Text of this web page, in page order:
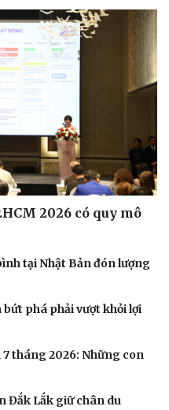
Thời tiết sẽ thay đổi ra
lý người tung tin xúc
3 phòng ngủ 100m2 hết
2026 có quy mô